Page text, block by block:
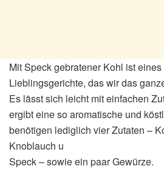
Mit Speck gebratener Kohl ist
Lieblingsgerichte, das wir das
Es lässt sich leicht mit einfachen
ergibt eine so aromatische und
benötigen lediglich vier Zutaten –
Knoblauch u
Speck – sowie ein paar Gewürze.